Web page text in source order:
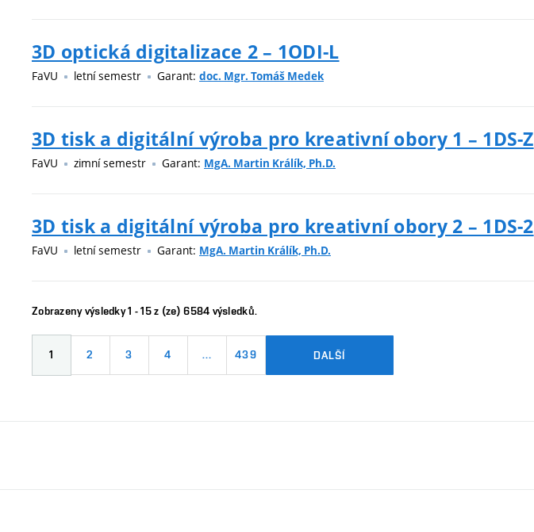
3D optická digitalizace 2 – 1ODI-L
FaVU letní semestr Garant: doc. Mgr. Tomáš Medek
3D tisk a digitální výroba pro kreativní obory 1 – 1DS-Z
FaVU zimní semestr Garant: MgA. Martin Králík, Ph.D.
3D tisk a digitální výroba pro kreativní obory 2 – 1DS-2
FaVU letní semestr Garant: MgA. Martin Králík, Ph.D.
Zobrazeny výsledky 1 - 15 z (ze) 6584 výsledků.
1 2 3 4 … 439 DALŠÍ